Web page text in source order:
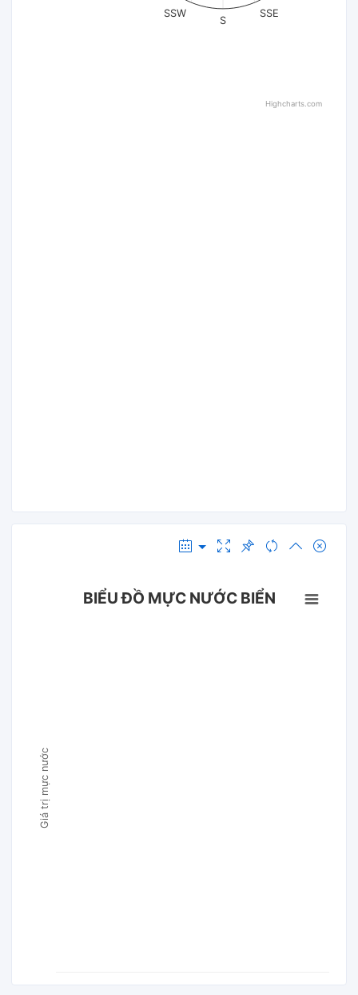
SSE
S
SSW
Highcharts.com
Giá trị mực nước
BIỂU ĐỒ MỰC NƯỚC BIỂN